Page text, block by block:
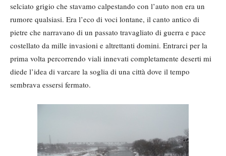
selciato grigio che stavamo calpestando con l’auto non era un
rumore qualsiasi. Era l’eco di voci lontane, il canto antico di
pietre che narravano di un passato travagliato di guerra e pace
costellato da mille invasioni e altrettanti domini. Entrarci per la
prima volta percorrendo viali innevati completamente deserti mi
diede l’idea di varcare la soglia di una città dove il tempo
sembrava essersi fermato.